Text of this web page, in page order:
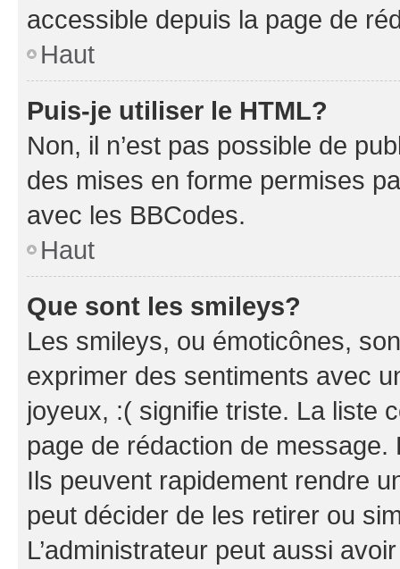
accessible depuis la page de
Haut
Puis-je utiliser le HTML?
Non, il n’est pas possible de
des mises en forme permises
avec les BBCodes.
Haut
Que sont les smileys?
Les smileys, ou émoticônes,
exprimer des sentiments avec
joyeux, :( signifie triste. La liste
page de rédaction de
Ils peuvent rapidement rendre
peut décider de les retirer ou
L’administrateur peut aussi